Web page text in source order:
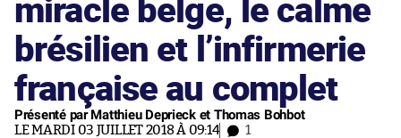
brésilien et l’infirmerie
française au complet
Présenté par Matthieu Deprieck et Thomas Bohbot
LE MARDI 03 JUILLET 2018 À 09:14 1